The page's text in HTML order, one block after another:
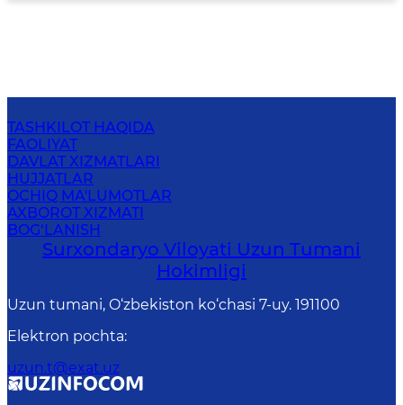
TASHKILOT HAQIDA
FAOLIYAT
DAVLAT XIZMATLARI
HUJJATLAR
OCHIQ MA'LUMOTLAR
AXBOROT XIZMATI
BOG‘LANISH
Surxondaryo Viloyati Uzun Tumani
Hokimligi
Uzun tumani, O‘zbekiston ko‘chasi 7-uy. 191100
Elektron pochta:
uzun.t@exat.uz